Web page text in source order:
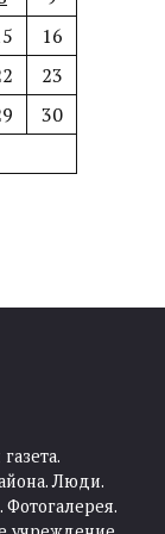
16
23
30
Люди.